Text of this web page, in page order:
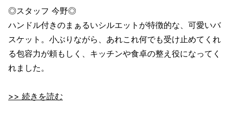
◎スタッフ 今野◎
ハンドル付きのまぁるいシルエットが特徴的な、可愛いバ
スケット。小ぶりながら、あれこれ何でも受け止めてくれ
る包容力が頼もしく、キッチンや食卓の整え役になってく
れました。
>> 続きを読む